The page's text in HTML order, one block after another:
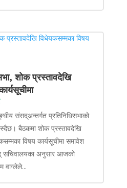
शोक प्रस्तावदेखि
संसद्अन्तर्गत प्रतिनिधिसभाको
बैठकमा शोक प्रस्तावदेखि
विषय कार्यसूचीमा समावेश
अनुसार आजको
वाग्लेले...